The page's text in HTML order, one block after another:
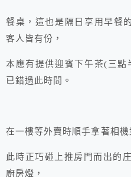
餐桌，這也是隔日享用早餐
客人皆有份，
本應有提供迎賓下午茶(三
已錯過此時間。
在一樓等外賣時順手拿著相機
此時正巧碰上推房門而出的
廚房燈，